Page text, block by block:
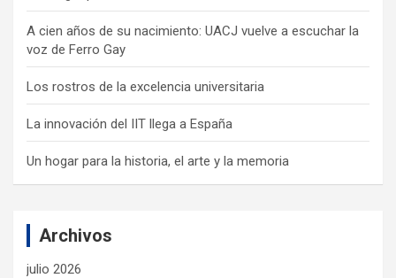
A cien años de su nacimiento: UACJ vuelve a escuchar la
voz de Ferro Gay
Los rostros de la excelencia universitaria
La innovación del IIT llega a España
Un hogar para la historia, el arte y la memoria
Archivos
julio 2026